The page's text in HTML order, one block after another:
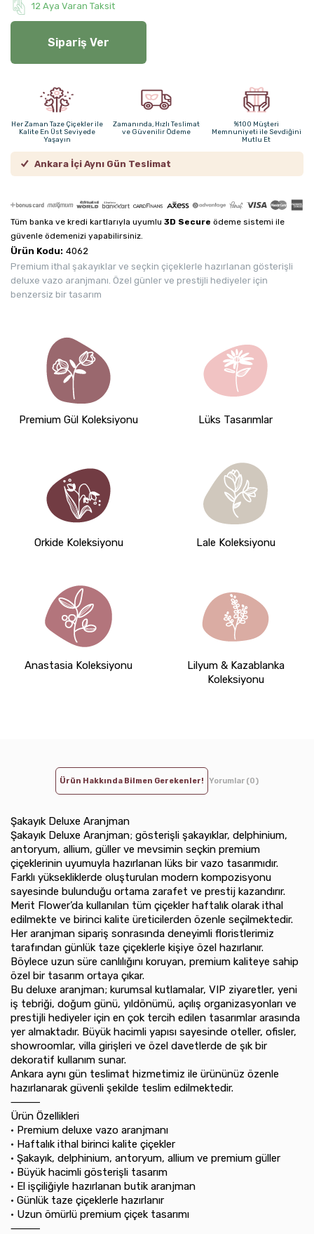
12 Aya Varan Taksit
Sipariş Ver
Her Zaman Taze Çiçekler ile
Kalite En Üst Seviyede
Yaşayın
Zamanında, Hızlı Teslimat
ve Güvenilir Ödeme
%100 Müşteri
Memnuniyeti ile Sevdiğini
Mutlu Et
Ankara İçi Aynı Gün Teslimat
Tüm banka ve kredi kartlarıyla uyumlu 3D Secure ödeme sistemi ile
güvenle ödemenizi yapabilirsiniz.
Ürün Kodu: 4062
Premium ithal şakayıklar ve seçkin çiçeklerle hazırlanan gösterişli
deluxe vazo aranjmanı. Özel günler ve prestijli hediyeler için
benzersiz bir tasarım
Premium Gül Koleksiyonu Lüks Tasarımlar
Orkide Koleksiyonu Lale Koleksiyonu
Anastasia Koleksiyonu
Lilyum & Kazablanka
Koleksiyonu
Ürün Hakkında Bilmen Gerekenler! Yorumlar (0)
Şakayık Deluxe Aranjman
Şakayık Deluxe Aranjman; gösterişli şakayıklar, delphinium,
antoryum, allium, güller ve mevsimin seçkin premium
çiçeklerinin uyumuyla hazırlanan lüks bir vazo tasarımıdır.
Farklı yüksekliklerde oluşturulan modern kompozisyonu
sayesinde bulunduğu ortama zarafet ve prestij kazandırır.
Merit Flower’da kullanılan tüm çiçekler haftalık olarak ithal
edilmekte ve birinci kalite üreticilerden özenle seçilmektedir.
Her aranjman sipariş sonrasında deneyimli floristlerimiz
tarafından günlük taze çiçeklerle kişiye özel hazırlanır.
Böylece uzun süre canlılığını koruyan, premium kaliteye sahip
özel bir tasarım ortaya çıkar.
Bu deluxe aranjman; kurumsal kutlamalar, VIP ziyaretler, yeni
iş tebriği, doğum günü, yıldönümü, açılış organizasyonları ve
prestijli hediyeler için en çok tercih edilen tasarımlar arasında
yer almaktadır. Büyük hacimli yapısı sayesinde oteller, ofisler,
showroomlar, villa girişleri ve özel davetlerde de şık bir
dekoratif kullanım sunar.
Ankara aynı gün teslimat hizmetimiz ile ürününüz özenle
hazırlanarak güvenli şekilde teslim edilmektedir.
⸻
Ürün Özellikleri
•⁠ ⁠Premium deluxe vazo aranjmanı
•⁠ ⁠Haftalık ithal birinci kalite çiçekler
•⁠ ⁠Şakayık, delphinium, antoryum, allium ve premium güller
•⁠ ⁠Büyük hacimli gösterişli tasarım
•⁠ ⁠El işçiliğiyle hazırlanan butik aranjman
•⁠ ⁠Günlük taze çiçeklerle hazırlanır
•⁠ ⁠Uzun ömürlü premium çiçek tasarımı
⸻